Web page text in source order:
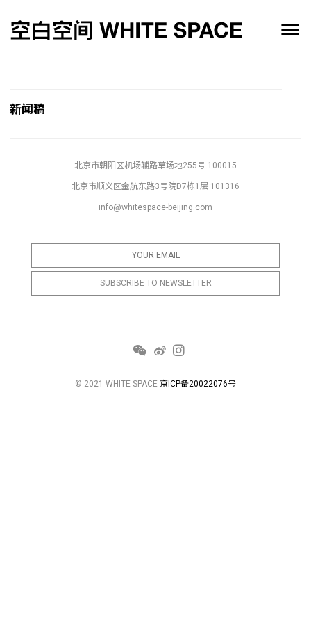
新闻稿
北京市朝阳区机场辅路草场地255号 100015
北京市顺义区金航东路3号院D7栋1层 101316
info@whitespace-beijing.com
© 2021 WHITE SPACE 京ICP备20022076号